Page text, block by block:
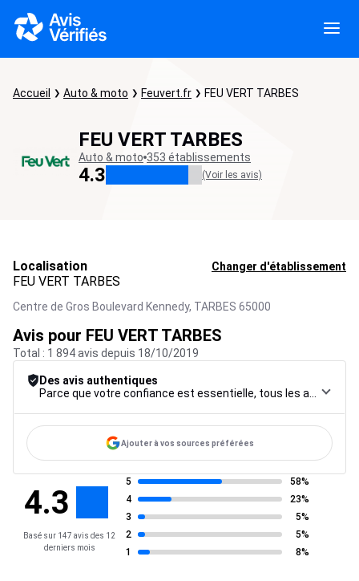
Accueil Auto & moto Feuvert.fr FEU VERT TARBES
FEU VERT TARBES
Auto & moto 353 établissements
4.3 (Voir les avis)
Localisation Changer d'établissement
FEU VERT TARBES
Centre de Gros Boulevard Kennedy, TARBES 65000
Avis pour FEU VERT TARBES
Total : 1 894 avis depuis 18/10/2019
Des avis authentiques
Ajouter à vos sources préférées
4.3
Basé sur 147 avis des 12
derniers mois
5
58%
4
23%
3
5%
2
5%
1
8%